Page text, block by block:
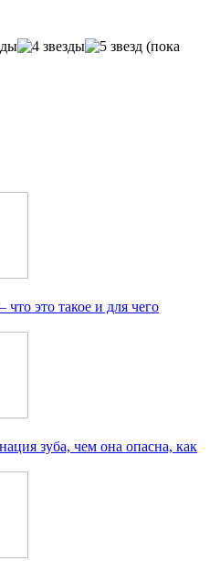
(пока
что это такое и для чего
зуба, чем она опасна, как